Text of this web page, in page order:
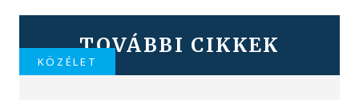
TOVÁBBI CIKKEK
KÖZÉLET